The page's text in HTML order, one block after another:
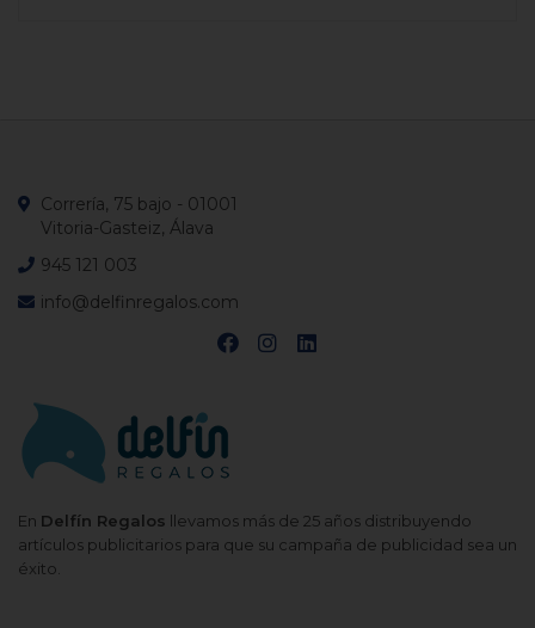
En Delfín Regalos llevamos más de 25 años distribuyendo
artículos publicitarios para que su campaña de publicidad sea un
éxito.
Correría, 75 bajo - 01001
Vitoria-Gasteiz, Álava
945 121 003
info@delfinregalos.com